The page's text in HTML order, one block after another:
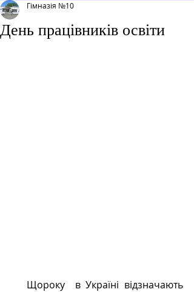
День працівників освіти
Гімназія №10